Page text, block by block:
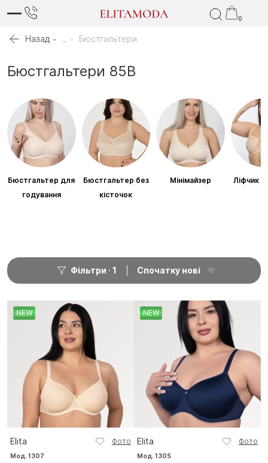
0
Назад Бюстгальтери
Бюстгальтери 85B
Бюстгальтер для
годування
Бюстгальтер без
кісточок
Мінімайзер Ліфчик
Фільтри 1 Спочатку нові
NEW
Elita Фото
Мод. 1307
NEW
Elita Фото
Мод. 1305